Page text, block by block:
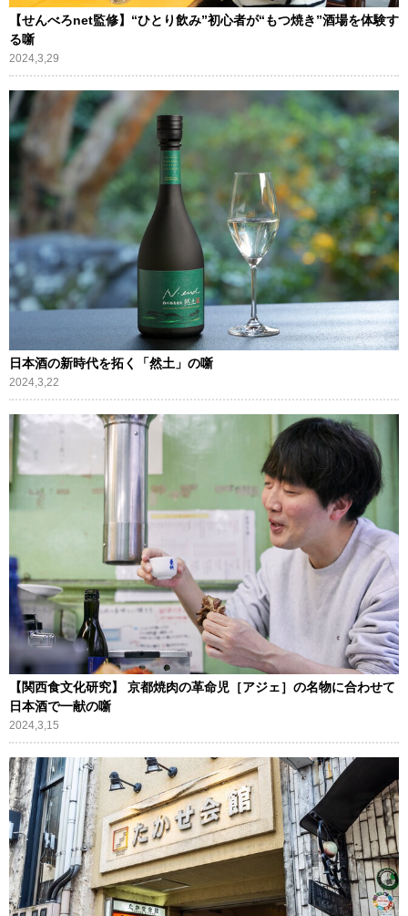
【せんべろnet監修】“ひとり飲み”初心者が“もつ焼き”酒場を体験す
る噺
2024,3,29
日本酒の新時代を拓く「然土」の噺
2024,3,22
【関西食文化研究】 京都焼肉の革命児［アジェ］の名物に合わせて
日本酒で一献の噺
2024,3,15